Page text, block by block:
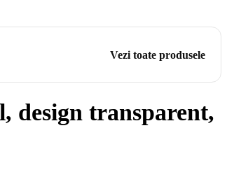
Vezi toate produsele
design transparent,